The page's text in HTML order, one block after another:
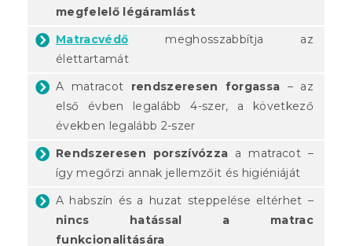
megfelelő légáramlást
Matracvédő meghosszabbítja az
élettartamát
A matracot rendszeresen forgassa – az
első évben legalább 4-szer, a következő
években legalább 2-szer
Rendszeresen porszívózza a matracot –
így megőrzi annak jellemzőit és higiéniáját
A habszín és a huzat steppelése eltérhet –
nincs hatással a matrac
funkcionalitására